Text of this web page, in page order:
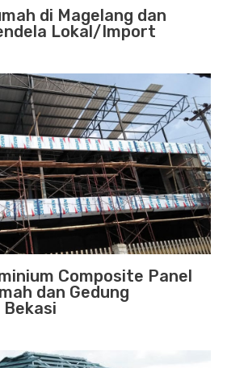
di Magelang dan
Lokal/Import
Composite Panel
dan Gedung